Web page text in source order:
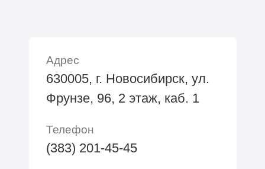
Адрес
630005, г. Новосибирск, ул.
Фрунзе, 96, 2 этаж, каб. 1
Телефон
(383) 201-45-45